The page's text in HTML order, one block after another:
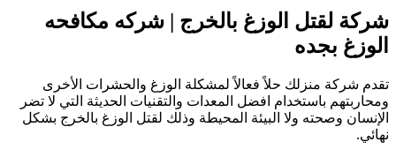
لقتل الوزغ بالخرج | شركه مكافحه
بجده
شركة منزلك حلاً فعالاً لمشكلة الوزغ والحشرات الأخرى
باستخدام افضل المعدات والتقنيات الحديثة التي لا تضر
وصحته ولا البيئة المحيطة وذلك لقتل الوزغ بالخرج بشكل